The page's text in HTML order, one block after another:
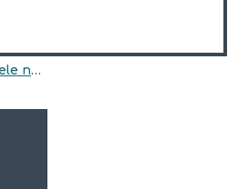
Bocancei copii din piele naturala model ISSA